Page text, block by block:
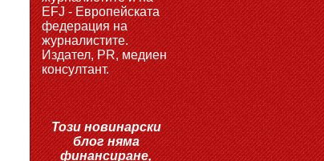
EFJ - Европейската
федерация на
журналистите.
Издател, PR, медиен
консултант.
Този новинарски
блог няма
финансиране,